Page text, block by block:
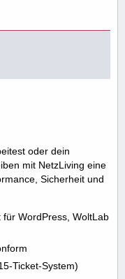
oder dein
mit NetzLiving eine
Sicherheit und
WordPress, WoltLab
Ticket-System)